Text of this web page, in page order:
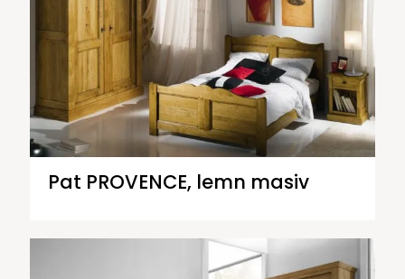
Pat PROVENCE, lemn masiv